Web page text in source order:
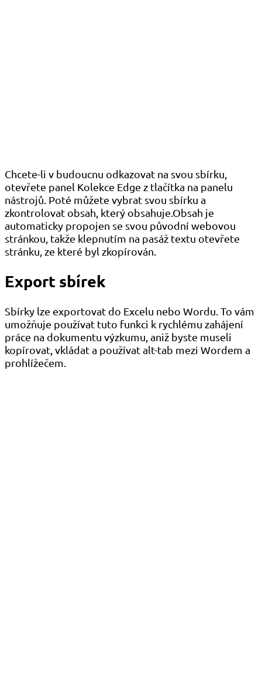
Chcete-li v budoucnu odkazovat na svou sbírku,
otevřete panel Kolekce Edge z tlačítka na panelu
nástrojů. Poté můžete vybrat svou sbírku a
zkontrolovat obsah, který obsahuje.Obsah je
automaticky propojen se svou původní webovou
stránkou, takže klepnutím na pasáž textu otevřete
stránku, ze které byl zkopírován.
Export sbírek
Sbírky lze exportovat do Excelu nebo Wordu. To vám
umožňuje používat tuto funkci k rychlému zahájení
práce na dokumentu výzkumu, aniž byste museli
kopírovat, vkládat a používat alt-tab mezi Wordem a
prohlížečem.